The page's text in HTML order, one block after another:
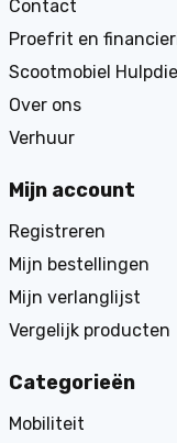
Contact
Proefrit en
Scootmobiel
Over ons
Verhuur
Mijn account
Registreren
Mijn bestellingen
Mijn verlanglijst
Vergelijk producten
Categorieën
Mobiliteit